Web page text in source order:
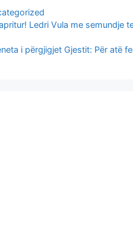
Ledri Vula me semundje
i përgjigjet Gjestit: Për atë